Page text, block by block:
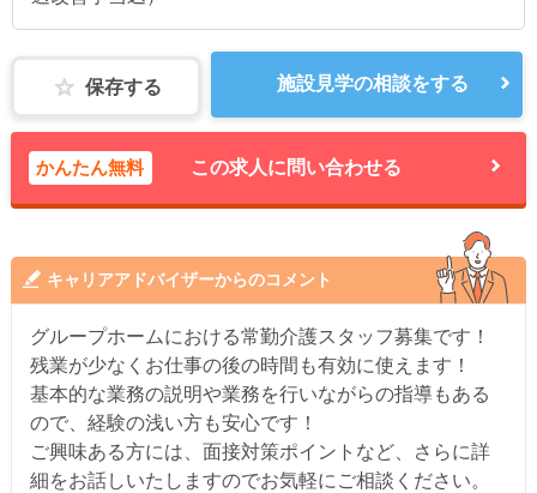
保存する 施設見学の相談をする
かんたん無料 この求人に問い合わせる
キャリアアドバイザーからのコメント
グループホームにおける常勤介護スタッフ募集です！
残業が少なくお仕事の後の時間も有効に使えます！
基本的な業務の説明や業務を行いながらの指導もある
ので、経験の浅い方も安心です！
ご興味ある方には、面接対策ポイントなど、さらに詳
細をお話しいたしますのでお気軽にご相談ください。